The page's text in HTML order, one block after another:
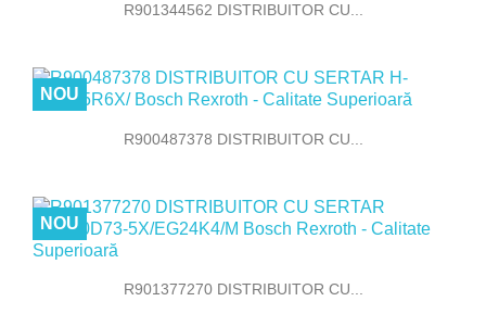
R901344562 DISTRIBUITOR CU...
R900487378 DISTRIBUITOR CU...
NOU
R901377270 DISTRIBUITOR CU...
NOU